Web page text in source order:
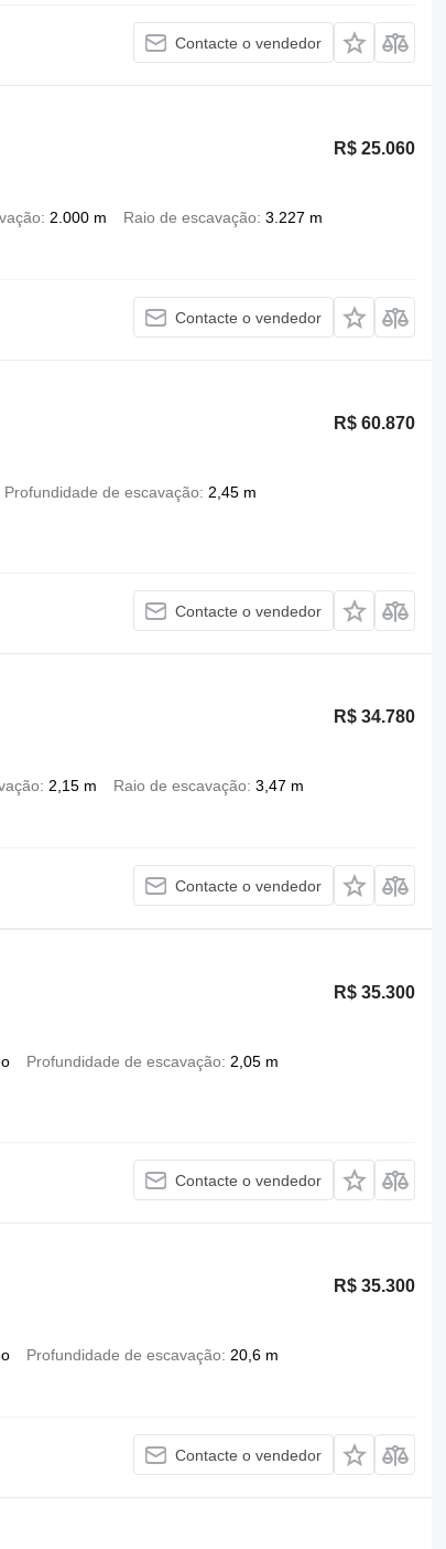
Contacte o vendedor
R$ 25.060
2.000 m Raio de escavação 3.227 m
Contacte o vendedor
R$ 60.870
Profundidade de escavação
2,45 m
Contacte o vendedor
R$ 34.780
2,15 m Raio de escavação 3,47 m
Contacte o vendedor
R$ 35.300
Profundidade de escavação
2,05 m
Contacte o vendedor
R$ 35.300
Profundidade de escavação 20,6 m
Contacte o vendedor